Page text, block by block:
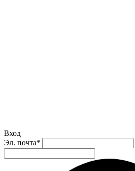
Вход
Эл. почта*